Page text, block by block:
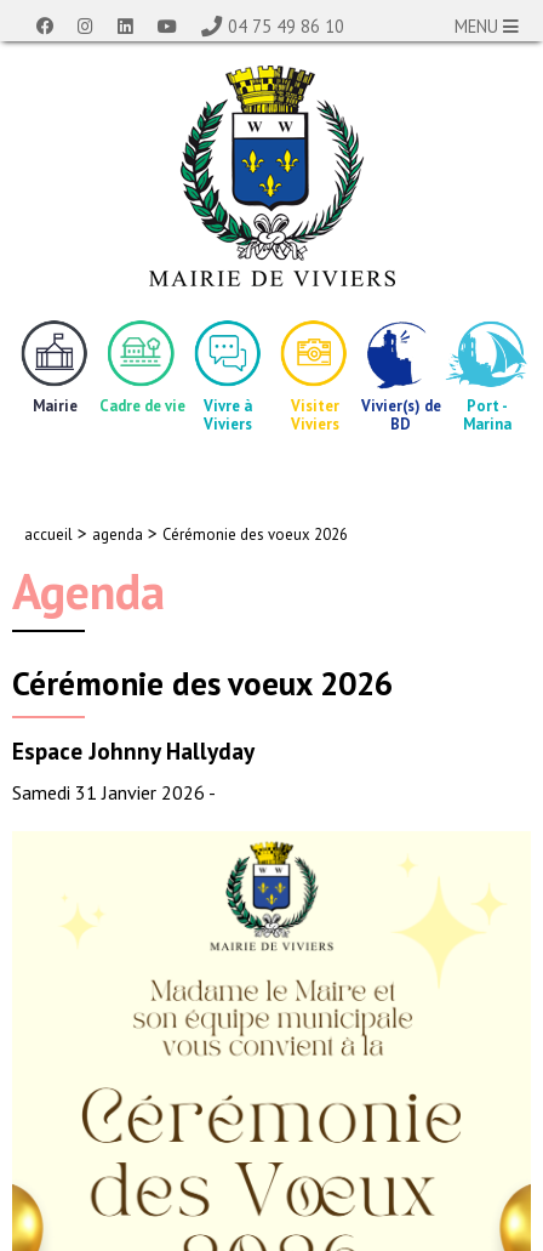
04 75 49 86 10 MENU
Mairie Cadre de vie
Vivre à
Viviers
Visiter
Viviers
Vivier(s) de
BD
Port -
Marina
accueil > agenda > Cérémonie des voeux 2026
Agenda
Cérémonie des voeux 2026
Espace Johnny Hallyday
Samedi 31 Janvier 2026 -